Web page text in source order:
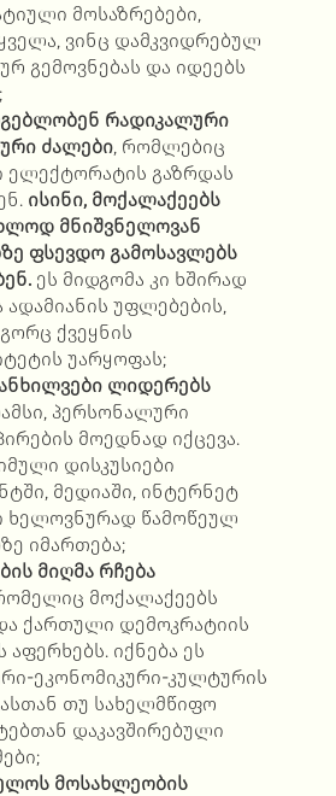
მოსაზრებები,
ვინც დამკვიდრებულ
გემოვნებას და იდეებს
რადიკალური
ძალები, რომლებიც
ელექტორატის გაზრდას
ისინი, მოქალაქეებს
მნიშვნელოვან
ფსევდო გამოსავლებს
.ეს მიდგომა კი ხშირად
ადამიანის უფლებების,
ქვეყნის
უარყოფას;
ლიდერებს
პერსონალური
მოედნად იქცევა.
დისკუსიები
მედიაში, ინტერნეტ
ხელოვნურად წამოწეულ
იმართება;
მიღმა რჩება
მოქალაქეებს
ქართული დემოკრატიის
აფერხებს. იქნება ეს
ეკონომიკური-კულტურის
თუ სახელმწიფო
დაკავშირებული
მოსახლეობის